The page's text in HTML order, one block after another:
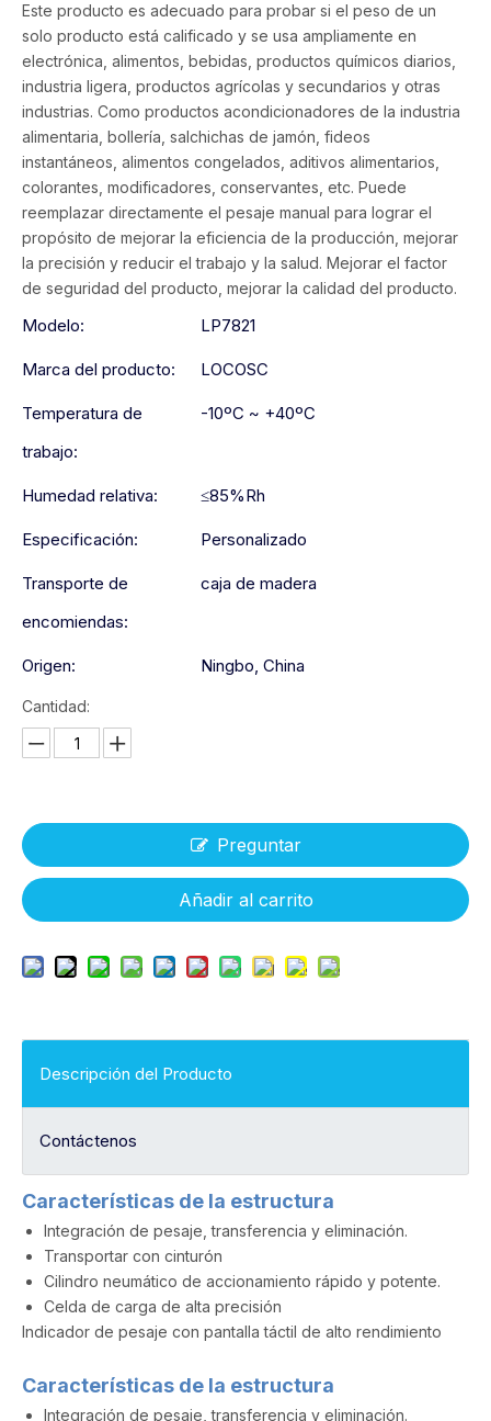
Este producto es adecuado para probar si el peso de un
solo producto está calificado y se usa ampliamente en
electrónica, alimentos, bebidas, productos químicos diarios,
industria ligera, productos agrícolas y secundarios y otras
industrias. Como productos acondicionadores de la industria
alimentaria, bollería, salchichas de jamón, fideos
instantáneos, alimentos congelados, aditivos alimentarios,
colorantes, modificadores, conservantes, etc. Puede
reemplazar directamente el pesaje manual para lograr el
propósito de mejorar la eficiencia de la producción, mejorar
la precisión y reducir el trabajo y la salud. Mejorar el factor
de seguridad del producto, mejorar la calidad del producto.
Modelo: LP7821
Marca del producto: LOCOSC
Temperatura de
trabajo:
-10ºC ~ +40ºC
Humedad relativa: ≤85%Rh
Especificación: Personalizado
Transporte de
encomiendas:
caja de madera
Origen: Ningbo, China
Cantidad:
Preguntar
Añadir al carrito
Descripción del Producto
Contáctenos
Características de la estructura
Integración de pesaje, transferencia y eliminación.
Transportar con cinturón
Cilindro neumático de accionamiento rápido y potente.
Celda de carga de alta precisión
Indicador de pesaje con pantalla táctil de alto rendimiento
Características de la estructura
Integración de pesaje, transferencia y eliminación.